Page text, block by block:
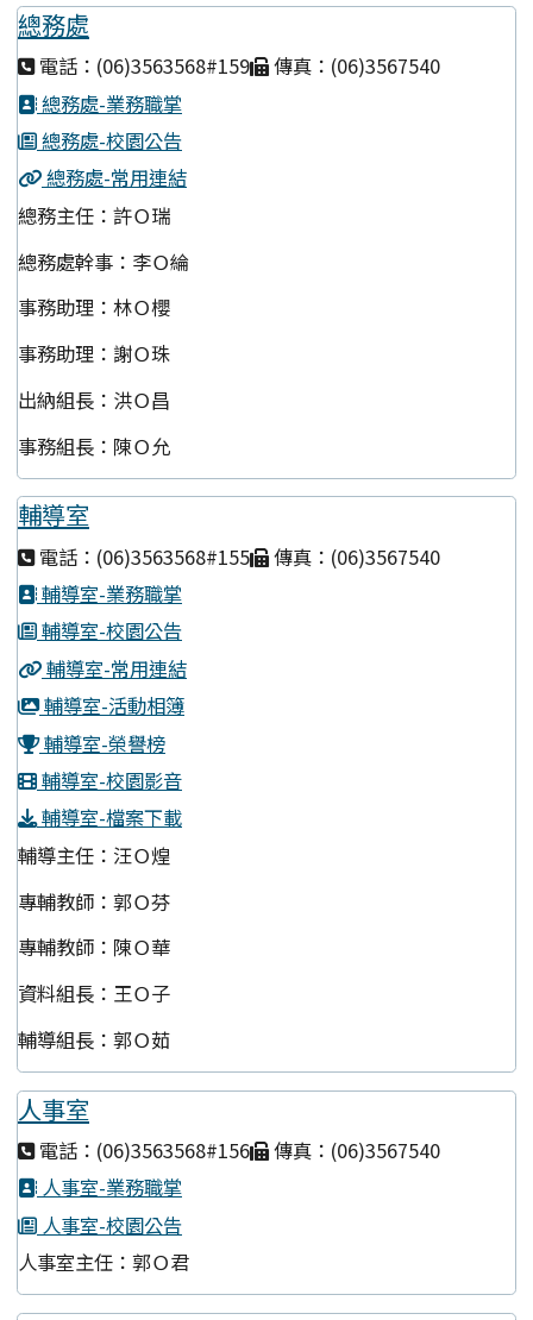
總務處
電話：(06)3563568#159
傳真：(06)3567540
總務處-業務職掌
總務處-校園公告
總務處-常用連結
總務主任：許Ｏ瑞
總務處幹事：李Ｏ綸
事務助理：林Ｏ櫻
事務助理：謝Ｏ珠
出納組長：洪Ｏ昌
事務組長：陳Ｏ允
輔導室
電話：(06)3563568#155
傳真：(06)3567540
輔導室-業務職掌
輔導室-校園公告
輔導室-常用連結
輔導室-活動相簿
輔導室-榮譽榜
輔導室-校園影音
輔導室-檔案下載
輔導主任：汪Ｏ煌
專輔教師：郭Ｏ芬
專輔教師：陳Ｏ華
資料組長：王Ｏ子
輔導組長：郭Ｏ茹
人事室
電話：(06)3563568#156
傳真：(06)3567540
人事室-業務職掌
人事室-校園公告
人事室主任：郭Ｏ君